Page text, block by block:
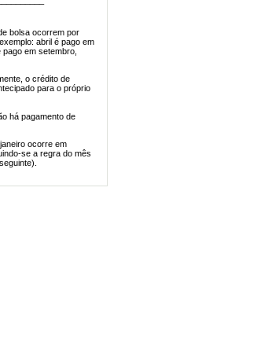
bolsa ocorrem por
abril é pago em
em setembro,
o crédito de
para o próprio
há pagamento de
ocorre em
se a regra do mês